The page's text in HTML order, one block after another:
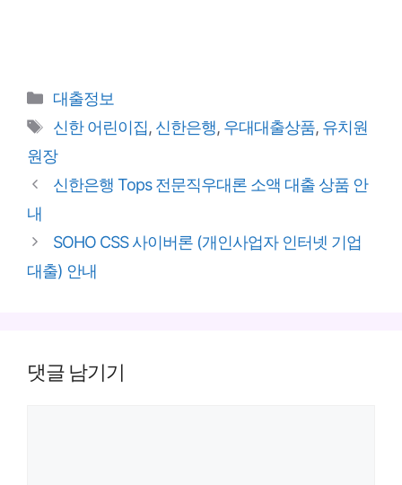
카
테
리
대출정보
태
그
신한 어린이집, 신한은행, 우대대출상품, 유치원
원장
신한은행 Tops 전문직우대론 소액 대출 상품 안
내
SOHO CSS 사이버론 (개인사업자 인터넷 기업
대출) 안내
댓글 남기기